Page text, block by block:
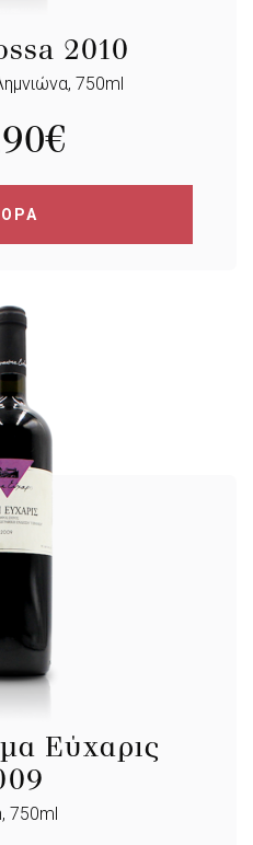
2010
750ml
€
Εύχαρις
750ml